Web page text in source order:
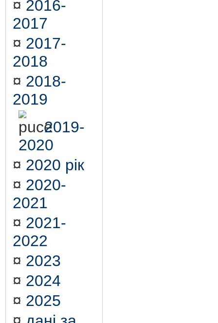
¤ 2016-
2017
¤ 2017-
2018
¤ 2018-
2019
2019-
2020
¤ 2020 рік
¤ 2020-
2021
¤ 2021-
2022
¤ 2023
¤ 2024
¤ 2025